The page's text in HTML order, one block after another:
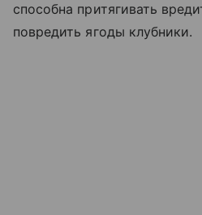
способна притягивать
повредить ягоды клубники.